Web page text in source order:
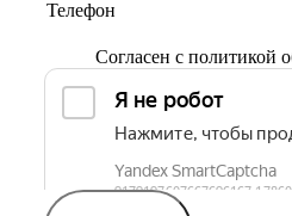
Согласен с политикой